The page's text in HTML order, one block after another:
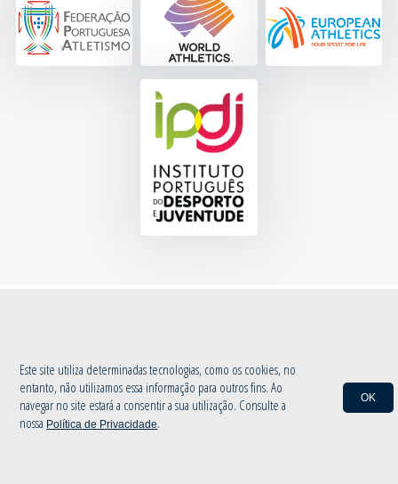
Este site utiliza determinadas tecnologias, como os cookies, no
entanto, não utilizamos essa informação para outros fins. Ao
navegar no site estará a consentir a sua utilização. Consulte a
nossa Política de Privacidade.
OK